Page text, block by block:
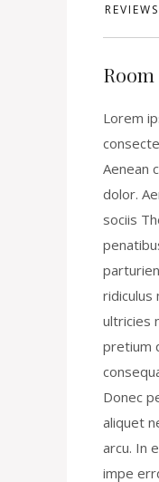
REVIEWS
Lorem
Aenean
dolor.
sociis
ridiculus
ultricies
pretium
Donec
aliquet
arcu. In
impe